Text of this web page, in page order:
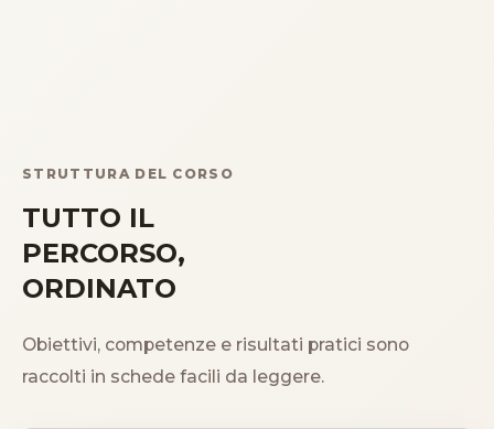
STRUTTURA DEL CORSO
TUTTO IL
PERCORSO,
ORDINATO
Obiettivi, competenze e risultati pratici sono
raccolti in schede facili da leggere.